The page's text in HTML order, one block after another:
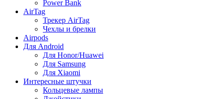
Power Bank
AirTag
Трекер AirTag
Чехлы и брелки
Airpods
Для Android
Для Honor/Huawei
Для Samsung
Для Xiaomi
Интересные штучки
Кольцевые лампы